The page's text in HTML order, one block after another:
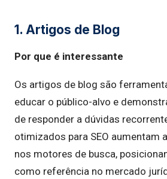
1. Artigos de Blog
Por que é interessante
Os artigos de blog são
educar o público-alvo e
de responder a dúvidas
otimizados para SEO aumentam
nos motores de busca,
como referência no mercado